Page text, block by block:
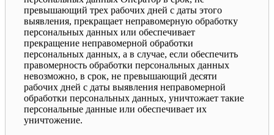
превышающий трех рабочих дней с даты этого
выявления, прекращает неправомерную обработку
персональных данных или обеспечивает
прекращение неправомерной обработки
персональных данных, а в случае, если обеспечить
правомерность обработки персональных данных
невозможно, в срок, не превышающий десяти
рабочих дней с даты выявления неправомерной
обработки персональных данных, уничтожает такие
персональные данные или обеспечивает их
уничтожение.